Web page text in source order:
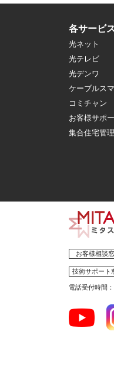
各サービ
光ネット
光テレビ
光デンワ
ケーブルス
コミチャン
お客様サポ
集合住宅管
お客様相談
技術サポート
電話受付時間